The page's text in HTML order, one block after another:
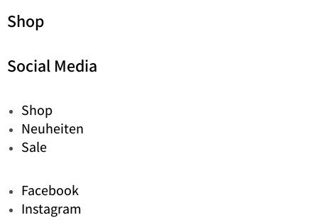
Shop
Social Media
Shop
Neuheiten
Sale
Facebook
Instagram